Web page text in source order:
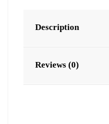
Description
Reviews (0)